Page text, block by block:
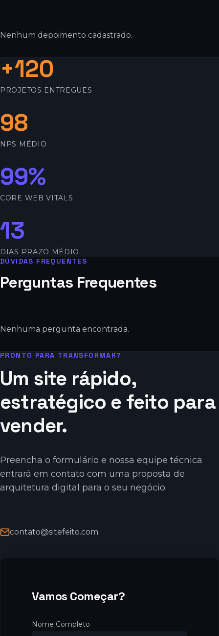
Nenhum depoimento cadastrado.
+120
PROJETOS ENTREGUES
98
NPS MÉDIO
100%
CORE WEB VITALS
14
DIAS PRAZO MÉDIO
DÚVIDAS FREQUENTES
Perguntas Frequentes
Nenhuma pergunta encontrada.
PRONTO PARA TRANSFORMAR?
Um site rápido,
estratégico e feito para
vender.
Preencha o formulário e nossa equipe técnica
entrará em contato com uma proposta de
arquitetura digital para o seu negócio.
contato@sitefeito.com
Vamos Começar?
Nome Completo